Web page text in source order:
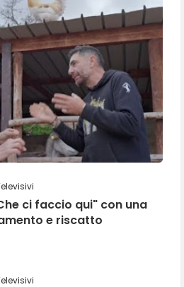
ci faccio qui" con una
e riscatto